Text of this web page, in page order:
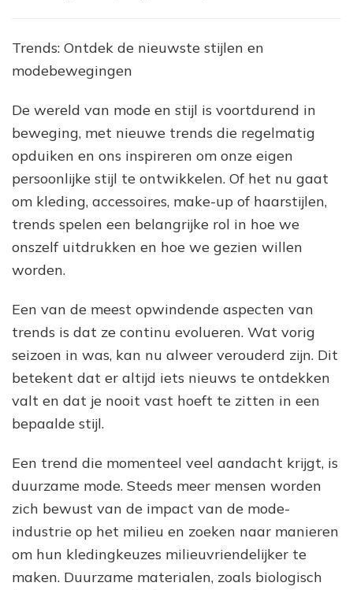
Trends: Ontdek de nieuwste stijlen en
modebewegingen
De wereld van mode en stijl is voortdurend in
beweging, met nieuwe trends die regelmatig
opduiken en ons inspireren om onze eigen
persoonlijke stijl te ontwikkelen. Of het nu gaat
om kleding, accessoires, make-up of haarstijlen,
trends spelen een belangrijke rol in hoe we
onszelf uitdrukken en hoe we gezien willen
worden.
Een van de meest opwindende aspecten van
trends is dat ze continu evolueren. Wat vorig
seizoen in was, kan nu alweer verouderd zijn. Dit
betekent dat er altijd iets nieuws te ontdekken
valt en dat je nooit vast hoeft te zitten in een
bepaalde stijl.
Een trend die momenteel veel aandacht krijgt, is
duurzame mode. Steeds meer mensen worden
zich bewust van de impact van de mode-
industrie op het milieu en zoeken naar manieren
om hun kledingkeuzes milieuvriendelijker te
maken. Duurzame materialen, zoals biologisch